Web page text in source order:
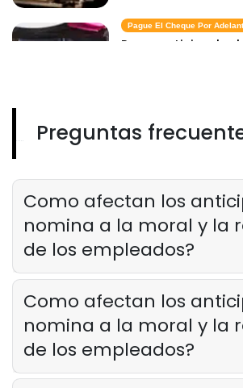
Pague El Cheque Por
Pago anticipado
Anticipos De Pago
Lila Westwood Mar
Preguntas
Como afectan los
nomina a la moral y la
de los empleados?
Como afectan los
nomina a la moral y la
de los empleados?